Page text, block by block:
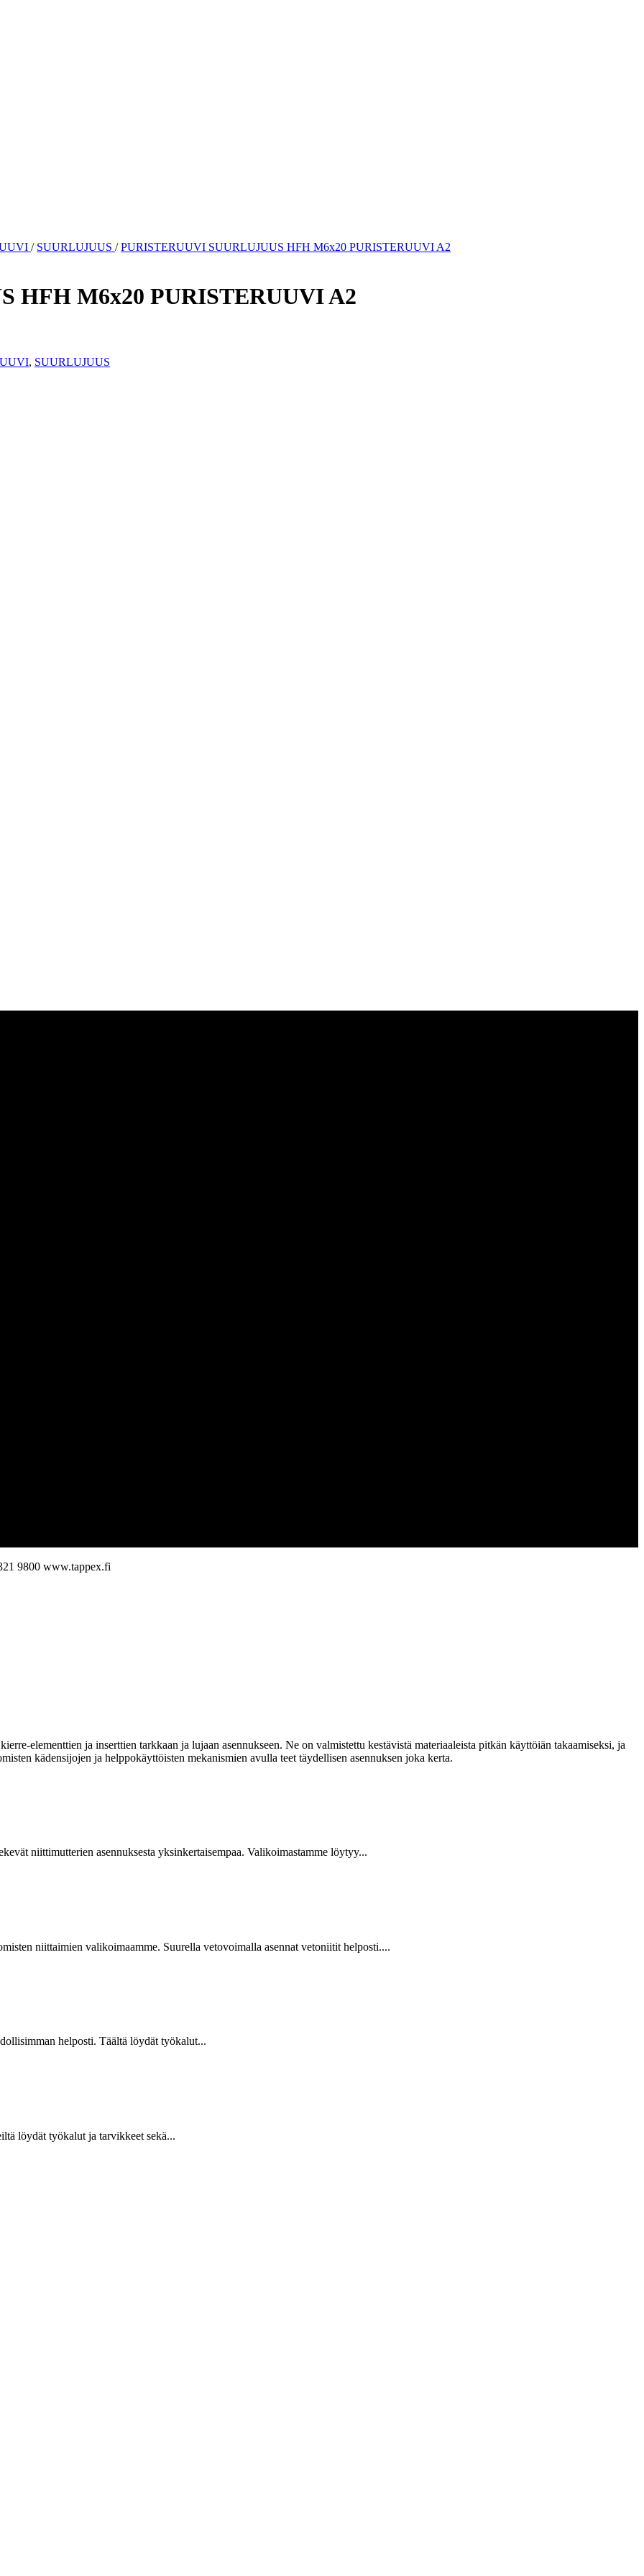
/ SUURLUJUUS /PURISTERUUVI SUURLUJUUS HFH M6x20 PURISTERUUVI A2
HFH M6x20 PURISTERUUVI A2
, SUURLUJUUS
9800 www.tappex.fi
elementtien ja inserttien tarkkaan ja lujaan asennukseen. Ne on valmistettu kestävistä materiaaleista pitkän käyttöiän takaamiseksi, ja
kädensijojen ja helppokäyttöisten mekanismien avulla teet täydellisen asennuksen joka kerta.
niittimutterien asennuksesta yksinkertaisempaa. Valikoimastamme löytyy...
niittaimien valikoimaamme. Suurella vetovoimalla asennat vetoniitit helposti....
helposti. Täältä löydät työkalut...
löydät työkalut ja tarvikkeet sekä...